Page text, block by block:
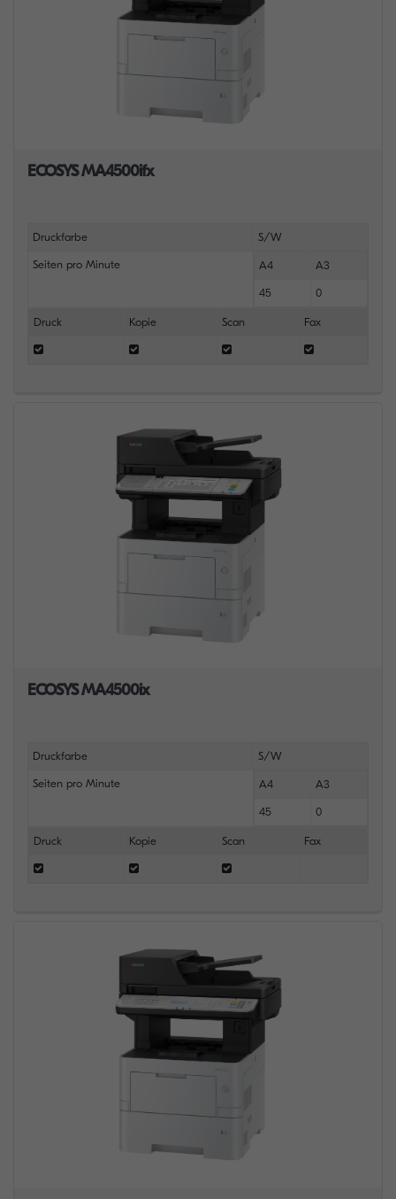
ECOSYS MA4500ifx
Druckfarbe S/W
Seiten pro Minute A4 A3
45 0
Druck Kopie Scan Fax
ECOSYS MA4500ix
Druckfarbe S/W
Seiten pro Minute A4 A3
45 0
Druck Kopie Scan Fax